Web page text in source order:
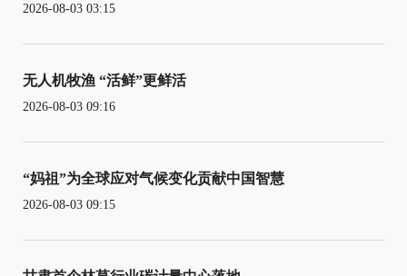
2026-08-03 03:15
无人机牧渔 “活鲜”更鲜活
2026-08-03 09:16
“妈祖”为全球应对气候变化贡献中国智慧
2026-08-03 09:15